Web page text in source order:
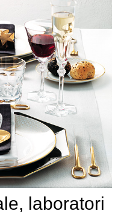
laboratori